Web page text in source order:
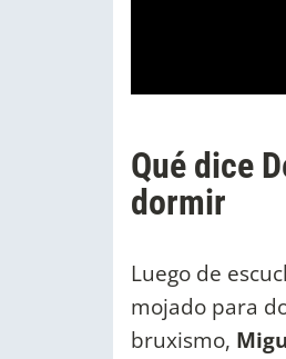
Qué dice
dormir
Luego de
mojado para
bruxismo,